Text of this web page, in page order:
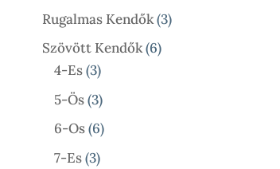
Termék
Rugalmas Kendők 33
Szövött Kendők 66
4-Es 33
Termék
5-Ös 33
Termék
6-Os 66
7-Es 33